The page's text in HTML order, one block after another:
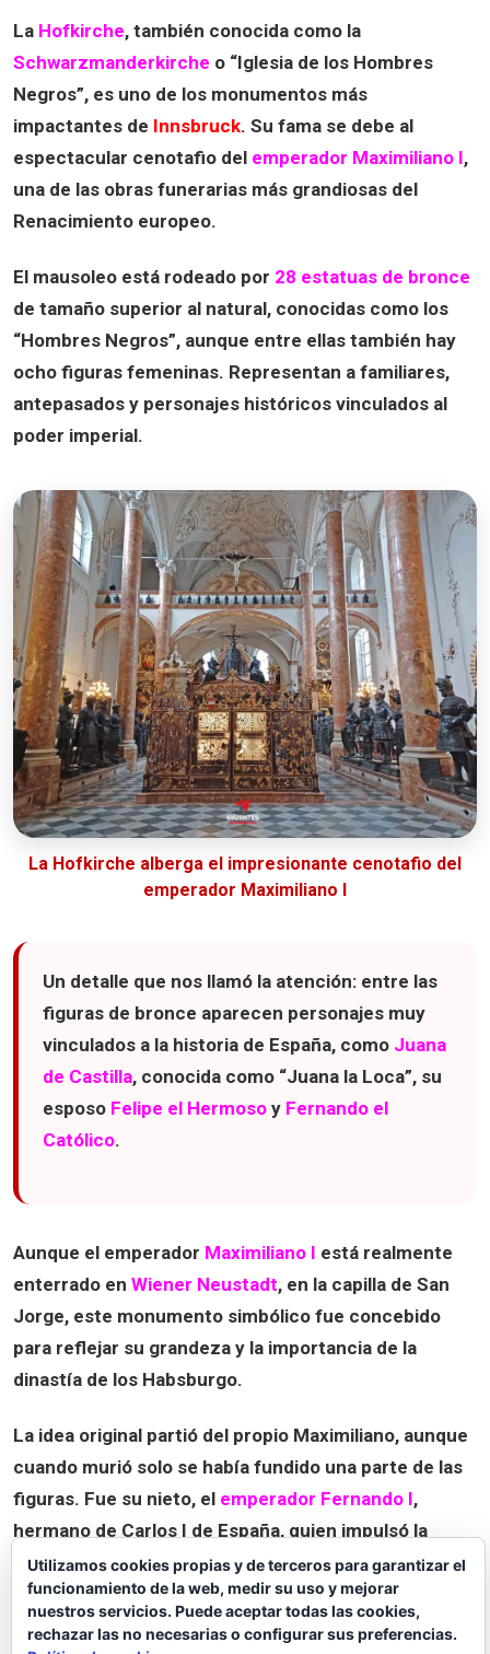
La Hofkirche, también conocida como la
Schwarzmanderkirche o “Iglesia de los Hombres
Negros”, es uno de los monumentos más
impactantes de Innsbruck. Su fama se debe al
espectacular cenotafio del emperador Maximiliano I,
una de las obras funerarias más grandiosas del
Renacimiento europeo.
El mausoleo está rodeado por 28 estatuas de bronce
de tamaño superior al natural, conocidas como los
“Hombres Negros”, aunque entre ellas también hay
ocho figuras femeninas. Representan a familiares,
antepasados y personajes históricos vinculados al
poder imperial.
La Hofkirche alberga el impresionante cenotafio del
emperador Maximiliano I
Un detalle que nos llamó la atención: entre las
figuras de bronce aparecen personajes muy
vinculados a la historia de España, como Juana
de Castilla, conocida como “Juana la Loca”, su
esposo Felipe el Hermoso y Fernando el
Católico.
Aunque el emperador Maximiliano I está realmente
enterrado en Wiener Neustadt, en la capilla de San
Jorge, este monumento simbólico fue concebido
para reflejar su grandeza y la importancia de la
dinastía de los Habsburgo.
La idea original partió del propio Maximiliano, aunque
cuando murió solo se había fundido una parte de las
figuras. Fue su nieto, el emperador Fernando I,
hermano de Carlos I de España, quien impulsó la
construcción de laHofkirchey del convento
franciscano anexo, hoy integrado en elMuseo de
Arte Popular Tirolés
Utilizamos cookies propias y de terceros para garantizar el
funcionamiento de la web, medir su uso y mejorar
nuestros servicios. Puede aceptar todas las cookies,
rechazar las no necesarias o configurar sus preferencias.